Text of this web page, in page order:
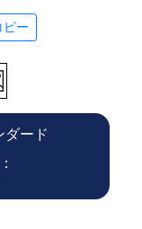
ピー
ダード